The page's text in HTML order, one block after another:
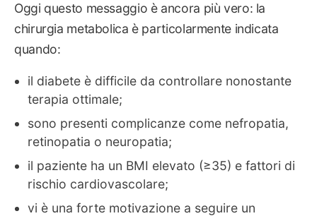
Oggi questo messaggio è ancora più vero: la
chirurgia metabolica è particolarmente indicata
quando:
il diabete è difficile da controllare nonostante
terapia ottimale;
sono presenti complicanze come nefropatia,
retinopatia o neuropatia;
il paziente ha un BMI elevato (≥35) e fattori di
rischio cardiovascolare;
vi è una forte motivazione a seguire un